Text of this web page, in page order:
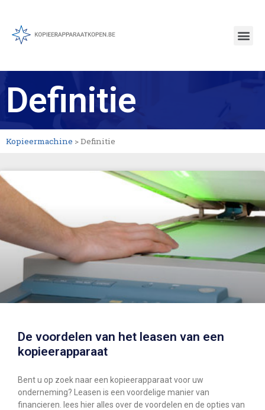
Definitie
Kopieermachine >Definitie
De voordelen van het leasen van een
kopieerapparaat
Bent u op zoek naar een kopieerapparaat voor uw
onderneming? Leasen is een voordelige manier van
financieren. lees hier alles over de voordelen en de opties van